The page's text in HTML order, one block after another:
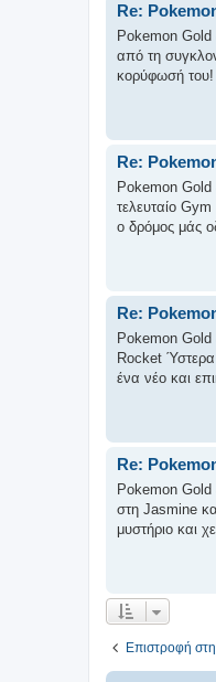
Re:
Pokemon
από τη
κορύφωσή του!
Re:
Pokemon Gold
τελευταίο
ο δρόμος μάς
Re:
Pokemon
Rocket
ένα νέο και
Re:
Pokemon
στη Jasmine
μυστήριο και
Επιστροφή